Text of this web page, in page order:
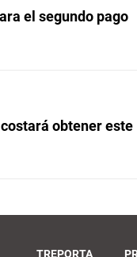
el segundo pago
obtener este
TREPORTA